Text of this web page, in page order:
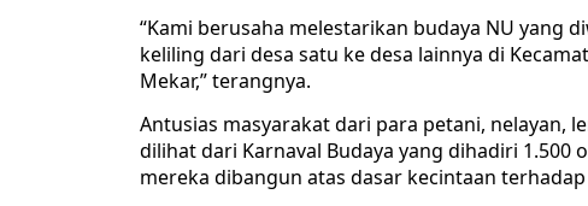
“Kami berusaha melestarikan budaya NU yang
keliling dari desa satu ke desa lainnya di
Mekar,” terangnya.
Antusias masyarakat dari para petani, nelayan,
dilihat dari Karnaval Budaya yang dihadiri
mereka dibangun atas dasar kecintaan terhadap